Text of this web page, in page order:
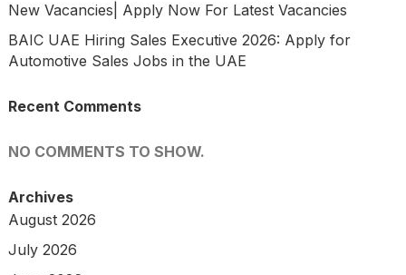
New Vacancies| Apply Now For Latest Vacancies
BAIC UAE Hiring Sales Executive 2026: Apply for
Automotive Sales Jobs in the UAE
Recent Comments
NO COMMENTS TO SHOW.
Archives
August 2026
July 2026